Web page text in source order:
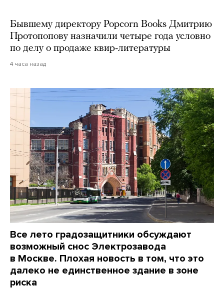
Бывшему директору Popcorn Books Дмитрию
Протопопову назначили четыре года условно
по делу о продаже квир-литературы
4 часа назад
Все лето градозащитники обсуждают
возможный снос Электрозавода
в Москве. Плохая новость в том, что это
далеко не единственное здание в зоне
риска